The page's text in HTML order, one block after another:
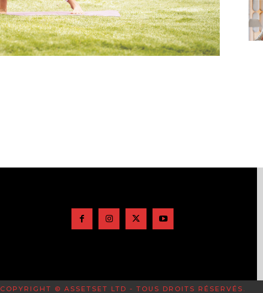
COPYRIGHT © ASSETSET LTD - TOUS DROITS RÉSERVÉS.